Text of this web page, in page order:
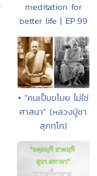
meditation for
better life | EP.99
• "คนเป็นขโมย ไม่ใช่
ศาสนา" (หลวงปู่ชา
สุภทฺโท)